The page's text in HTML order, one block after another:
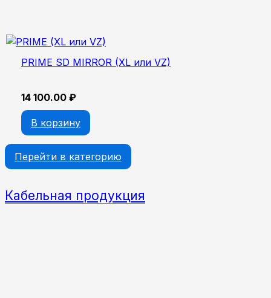
PRIME SD MIRROR (XL или VZ)
14 100.00 ₽
В корзину
Перейти в категорию
Кабельная продукция